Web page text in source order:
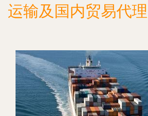
运输及国内贸易代